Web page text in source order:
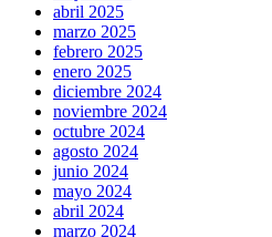
abril 2025
marzo 2025
febrero 2025
enero 2025
diciembre 2024
noviembre 2024
octubre 2024
agosto 2024
junio 2024
mayo 2024
abril 2024
marzo 2024